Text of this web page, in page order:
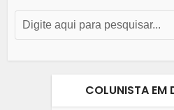
COLUNISTA EM